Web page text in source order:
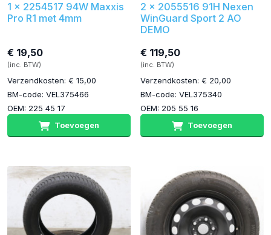
1 x 2254517 94W Maxxis
Pro R1 met 4mm
€ 19,50
(inc. BTW)
Verzendkosten: € 15,00
BM-code: VEL375466
OEM: 225 45 17
Toevoegen
2 x 2055516 91H Nexen
WinGuard Sport 2 AO
DEMO
€ 119,50
(inc. BTW)
Verzendkosten: € 20,00
BM-code: VEL375340
OEM: 205 55 16
Toevoegen